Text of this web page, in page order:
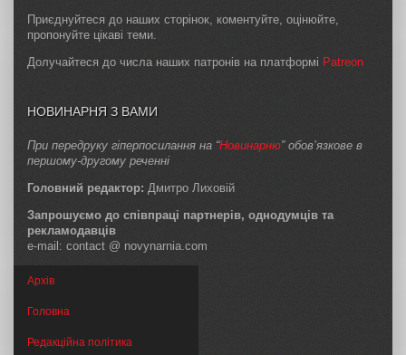
Приєднуйтеся до наших сторінок, коментуйте, оцінюйте,
пропонуйте цікаві теми.
Долучайтеся до числа наших патронів на платформі Patreon
НОВИНАРНЯ З ВАМИ
При передруку гіперпосилання на “Новинарню” обов’язкове в
першому-другому реченні
Головний редактор: Дмитро Лиховій
Запрошуємо до співпраці партнерів, однодумців та
рекламодавців
e-mail: contact @ novynarnia.com
Архів
Головна
Редакційна політика